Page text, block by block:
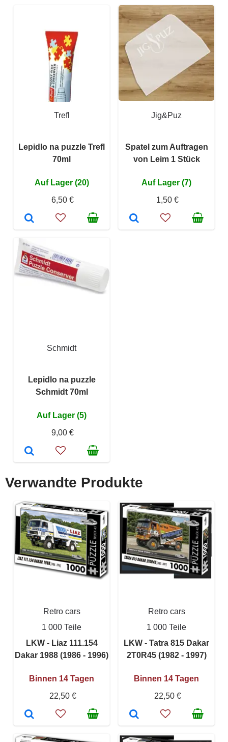
Trefl
Lepidlo na puzzle Trefl
70ml
Auf Lager (20)
6,50 €
Jig&Puz
Spatel zum Auftragen
von Leim 1 Stück
Auf Lager (7)
1,50 €
Schmidt
Lepidlo na puzzle
Schmidt 70ml
Auf Lager (5)
9,00 €
Verwandte Produkte
Retro cars
1 000 Teile
LKW - Liaz 111.154
Dakar 1988 (1986 - 1996)
Binnen 14 Tagen
22,50 €
Retro cars
1 000 Teile
LKW - Tatra 815 Dakar
2T0R45 (1982 - 1997)
Binnen 14 Tagen
22,50 €